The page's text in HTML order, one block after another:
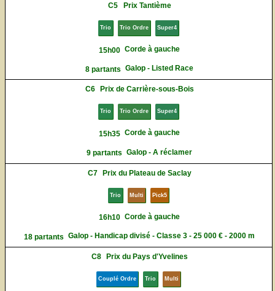
C5 Prix Tantième
Trio Trio Ordre Super4
15h00 Corde à gauche
8 partants Galop - Listed Race
C6 Prix de Carrière-sous-Bois
Trio Trio Ordre Super4
15h35 Corde à gauche
9 partants Galop - A réclamer
C7 Prix du Plateau de Saclay
Trio Multi Pick5
16h10 Corde à gauche
18 partants Galop - Handicap divisé - Classe 3 - 25 000 € - 2000 m
C8 Prix du Pays d'Yvelines
Couplé Ordre Trio Multi